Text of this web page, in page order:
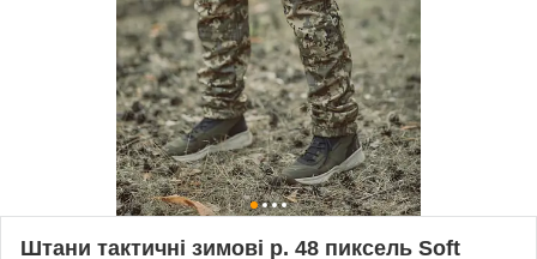
Штани тактичні зимові р. 48 пиксель Soft